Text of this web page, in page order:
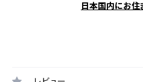
日本国内にお住